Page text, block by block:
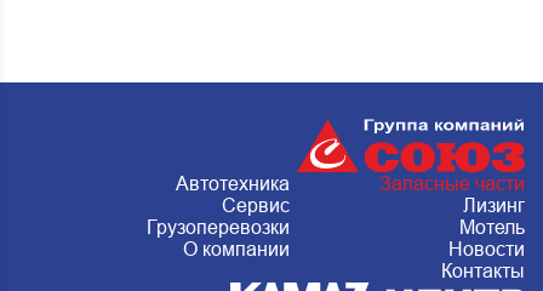
Автотехника
Запасные части
Сервис
Лизинг
Грузоперевозки
Мотель
О компании
Новости
Контакты